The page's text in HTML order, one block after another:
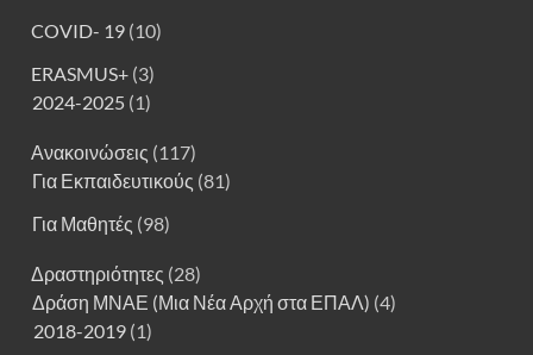
COVID- 19 (10)
ERASMUS+ (3)
2024-2025 (1)
Ανακοινώσεις (117)
Για Εκπαιδευτικούς (81)
Για Μαθητές (98)
Δραστηριότητες (28)
Δράση ΜΝΑΕ (Μια Νέα Αρχή στα ΕΠΑΛ) (4)
2018-2019 (1)